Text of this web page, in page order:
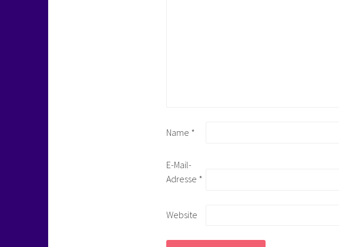
Name *
E-Mail-
Adresse *
Website